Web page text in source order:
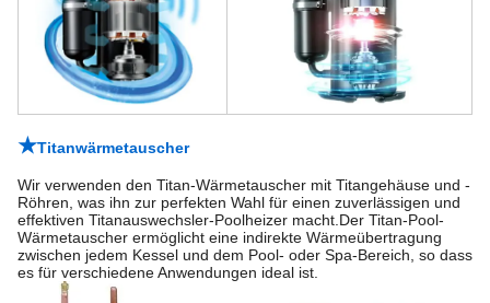
★Titanwärmetauscher
Wir verwenden den Titan-Wärmetauscher mit Titangehäuse und -
Röhren, was ihn zur perfekten Wahl für einen zuverlässigen und
effektiven Titanauswechsler-Poolheizer macht.Der Titan-Pool-
Wärmetauscher ermöglicht eine indirekte Wärmeübertragung
zwischen jedem Kessel und dem Pool- oder Spa-Bereich, so dass
es für verschiedene Anwendungen ideal ist.